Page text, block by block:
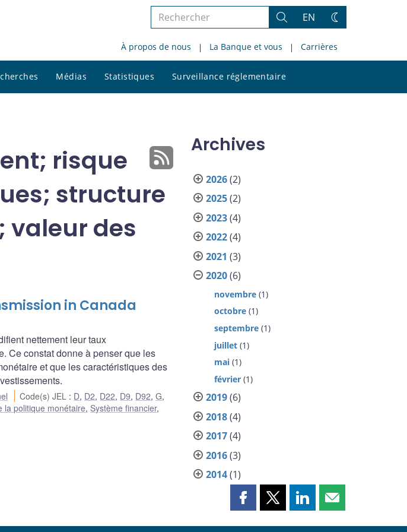
Rechercher
le
site
Rechercher
EN
Changez
thème
À propos de nous La Banque et vous Carrières
Médias Statistiques Surveillance réglementaire
le
risque
structure
valeur des
in Canada
nettement leur taux
Ce constat donne à penser que les
et que les caractéristiques des
Code(s) JEL : D, D2, D22, D9, D92,G,
la politique monétaire, Système financier,
Archives
2026(2)
2025(2)
2023(4)
2022(4)
2021 (3)
2020(6)
novembre (1)
octobre (1)
septembre (1)
juillet (1)
mai (1)
février (1)
2019(6)
2018(4)
2017(4)
2016(3)
2014(1)
PartagerPartagerPartagerPartager